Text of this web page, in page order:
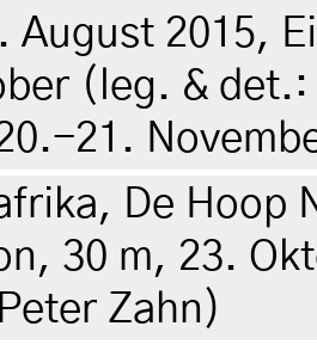
August 2015,
(leg. &
21.
De Hoop
30 m, 23.
Zahn)